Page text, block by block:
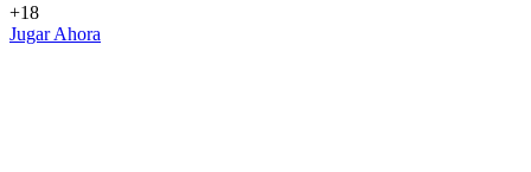
+18
Jugar Ahora